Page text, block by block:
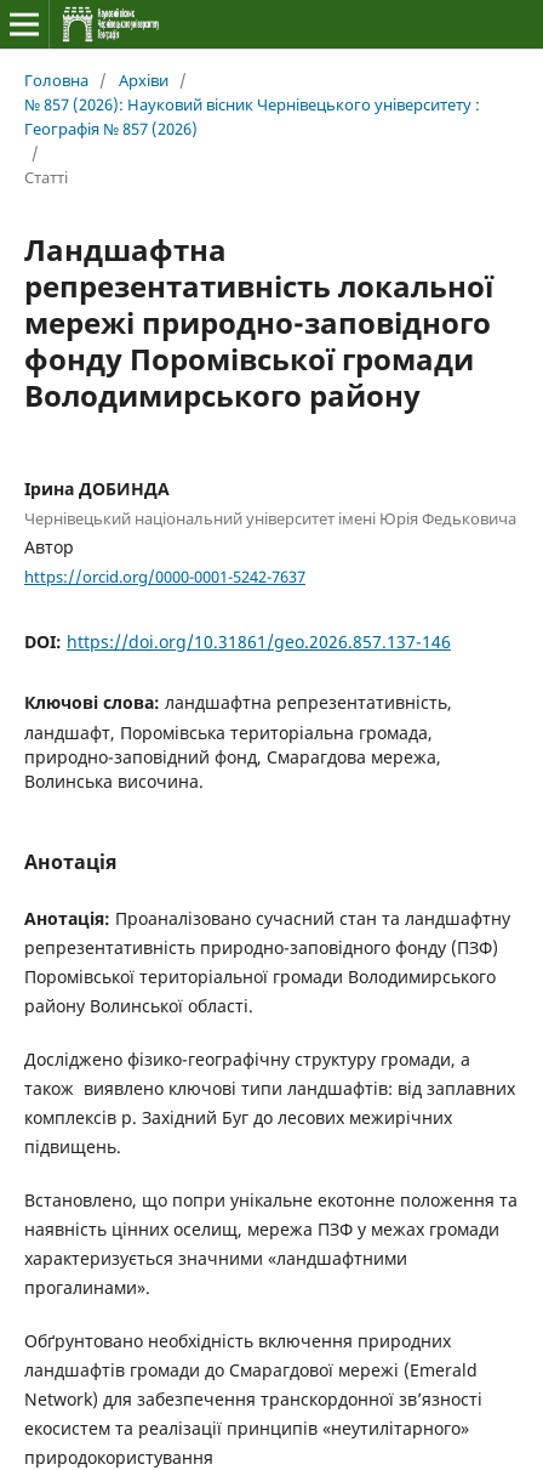
Головна / Архіви /
№ 857 (2026): Науковий вісник Чернівецького університету :
Географія № 857 (2026)
/
Статті
Ландшафтна
репрезентативність локальної
мережі природно-заповідного
фонду Поромівської громади
Володимирського району
Ірина ДОБИНДА
Чернівецький національний університет імені Юрія Федьковича
Автор
https://orcid.org/0000-0001-5242-7637
DOI: https://doi.org/10.31861/geo.2026.857.137-146
Ключові слова: ландшафтна репрезентативність,
ландшафт, Поромівська територіальна громада,
природно-заповідний фонд, Смарагдова мережа,
Волинська височина.
Анотація
Анотація: Проаналізовано сучасний стан та ландшафтну
репрезентативність природно-заповідного фонду (ПЗФ)
Поромівської територіальної громади Володимирського
району Волинської області.
Досліджено фізико-географічну структуру громади, а
також виявлено ключові типи ландшафтів: від заплавних
комплексів р. Західний Буг до лесових межирічних
підвищень.
Встановлено, що попри унікальне екотонне положення та
наявність цінних оселищ, мережа ПЗФ у межах громади
характеризується значними «ландшафтними
прогалинами».
Обґрунтовано необхідність включення природних
ландшафтів громади до Смарагдової мережі (Emerald
Network) для забезпечення транскордонної зв’язності
екосистем та реалізації принципів «неутилітарного»
природокористування